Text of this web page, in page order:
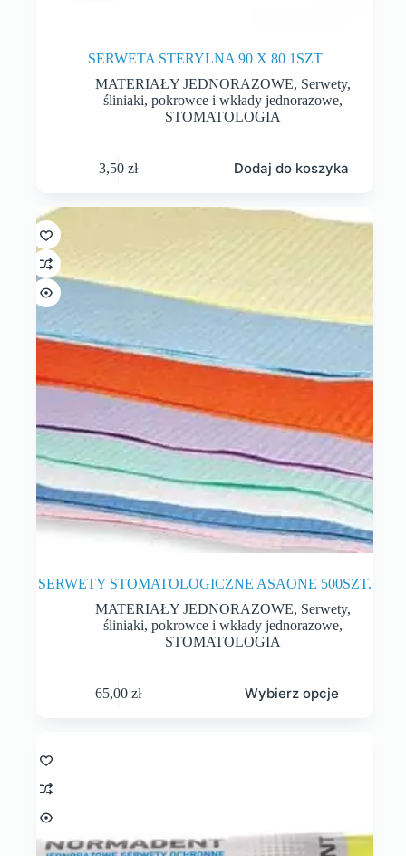
SERWETA STERYLNA 90 X 80 1SZT
MATERIAŁY JEDNORAZOWE, Serwety,
śliniaki, pokrowce i wkłady jednorazowe,
STOMATOLOGIA
3,50zł Dodaj do koszyka
SERWETY STOMATOLOGICZNE ASAONE 500SZT.
MATERIAŁY JEDNORAZOWE, Serwety,
śliniaki, pokrowce i wkłady jednorazowe,
STOMATOLOGIA
65,00zł Wybierz opcje